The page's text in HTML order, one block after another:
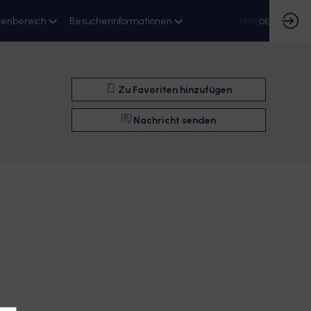
Besucherinformationen DE
Zu Favoriten hinzufügen
Nachricht senden